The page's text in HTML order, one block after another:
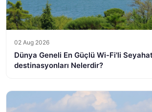
02 Aug 2026
Dünya Geneli En Güçlü Wi-Fi'li
destinasyonları Nelerdir?